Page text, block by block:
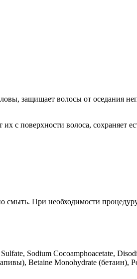
защищает волосы от оседания
их с поверхности волоса, сохраняет
При необходимости
Sodium Cocoamphoacetate,
Betaine Monohydrate (бетаин),